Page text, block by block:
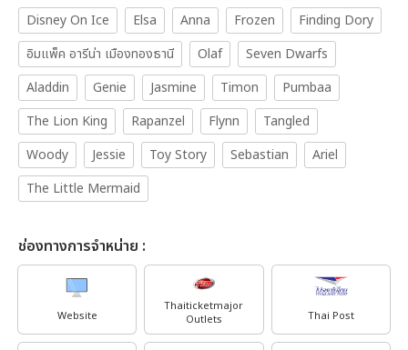
Disney On Ice
Elsa Anna Frozen
Finding Dory
อิมแพ็ค อารีน่า เมืองทองธานี
Olaf
Seven Dwarfs
Aladdin
Genie Jasmine Timon
Pumbaa
The Lion King
Rapanzel Flynn
Tangled
Woody
Jessie Toy Story Sebastian
Ariel
The Little Mermaid
ช่องทางการจำหน่าย :
Website
Thaiticketmajor
Outlets
Thai Post